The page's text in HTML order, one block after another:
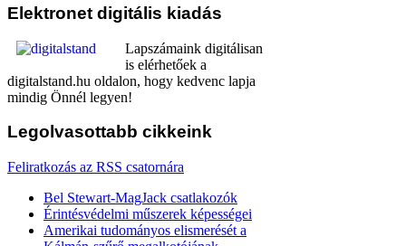
Elektronet digitális kiadás
Lapszámaink digitálisan
is elérhetőek a
digitalstand.hu oldalon, hogy kedvenc lapja
mindig Önnél legyen!
Legolvasottabb cikkeink
Feliratkozás az RSS csatornára
Bel Stewart-MagJack csatlakozók
Érintésvédelmi műszerek képességei
Amerikai tudományos elismerését a